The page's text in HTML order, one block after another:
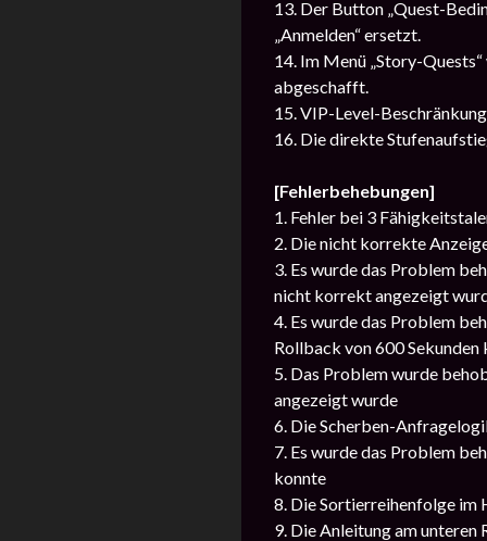
13. Der Button „Quest-
„Anmelden“ ersetzt.
14. Im Menü „Story-
abgeschafft.
15. VIP-Level-
16. Die direkte
[Fehlerbehebungen]
1. Fehler bei 3
2. Die nicht korrekte
3. Es wurde das Problem
nicht korrekt angezeigt
4. Es wurde das Problem
Rollback von 600 Sekunden
5. Das Problem wurde
angezeigt wurde
6. Die Scherben-
7. Es wurde das Problem
konnte
8. Die Sortierreihenfolge im
9. Die Anleitung am